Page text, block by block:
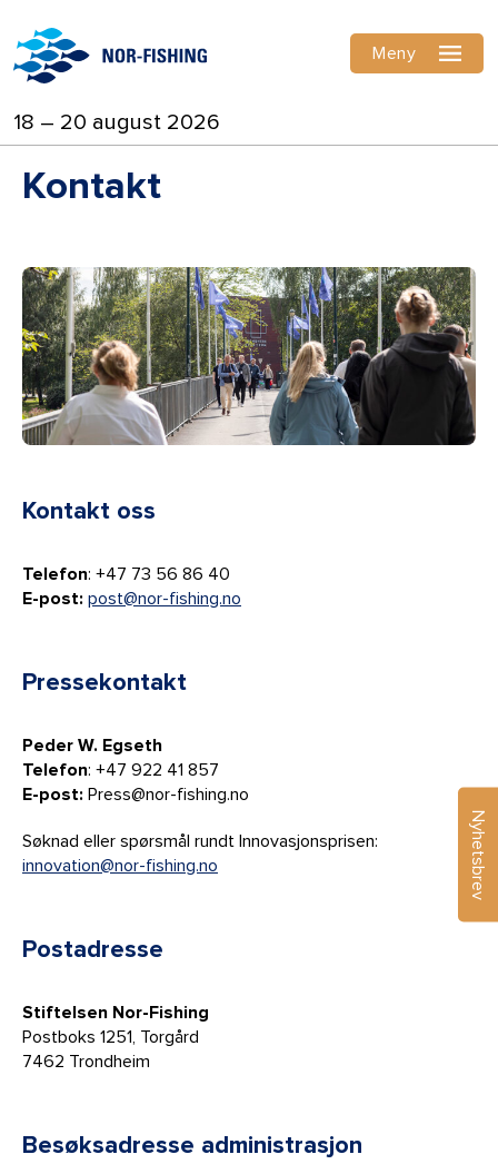
18 – 20 august 2026
Meny
Kontakt
Kontakt oss
Telefon: +47 73 56 86 40
E-post: post@nor-fishing.no
Pressekontakt
Peder W. Egseth
Telefon: +47 922 41 857
E-post: Press@nor-fishing.no
Søknad eller spørsmål rundt Innovasjonsprisen:
innovation@nor-fishing.no
Postadresse
Stiftelsen Nor-Fishing
Postboks 1251, Torgård
7462 Trondheim
Besøksadresse administrasjon
Nyhetsbrev